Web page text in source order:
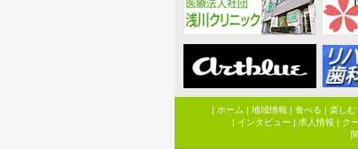
| ホーム | 地域情報 | 食べる | 楽しむ
| インタビュー | 求人情報 | ク